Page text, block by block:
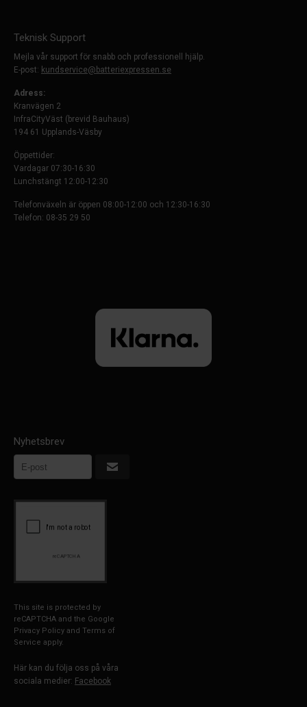
Teknisk Support
Mejla vår support för snabb och professionell hjälp.
E-post: kundservice@batteriexpressen.se
Adress:
Kranvägen 2
InfraCityVäst (brevid Bauhaus)
194 61 Upplands-Väsby
Öppettider:
Vardagar 07:30-16:30
Lunchstängt 12:00-12:30
Telefonväxeln är öppen 08:00-12:00 och 12:30-16:30
Telefon: 08-35 29 50
Nyhetsbrev
This site is protected by
reCAPTCHA and the Google
Privacy Policy and Terms of
Service apply.
Här kan du följa oss på våra
sociala medier: Facebook